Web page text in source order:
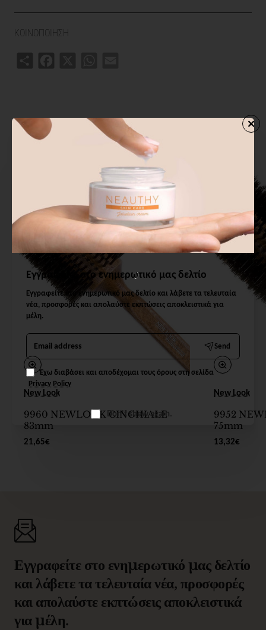
Εγγραφείτε στο ενημερωτικό μας δελτίο
Εγγραφείτε στο ενημερωτικό μας δελτίο και λάβετε τα τελευταία
νέα, προσφορές και απολαύστε εκπτώσεις αποκλειστικά για
μέλη.
Email
address
Send
Έχω διαβάσει και αποδέχομαι τους όρους στη σελίδα
Privacy Policy
Don't show again.
ΚΟΙΝΟΠΟΙΗΣΗ
ΣΧΕΤΙΚΑ ΠΡΟΙΟΝΤΑ ΑΓΟΡΑΣΑΝ ΕΠΙΣΗΣ ΑΠΟ ΤΗΝ
New Look
9960 NEWLOOK CINGHIALE
83mm
21,65€
New Look
9952
75mm
13,32€
Εγγραφείτε στο ενημερωτικό μας δελτίο
και λάβετε τα τελευταία νέα, προσφορές
και απολαύστε εκπτώσεις αποκλειστικά
για μέλη.